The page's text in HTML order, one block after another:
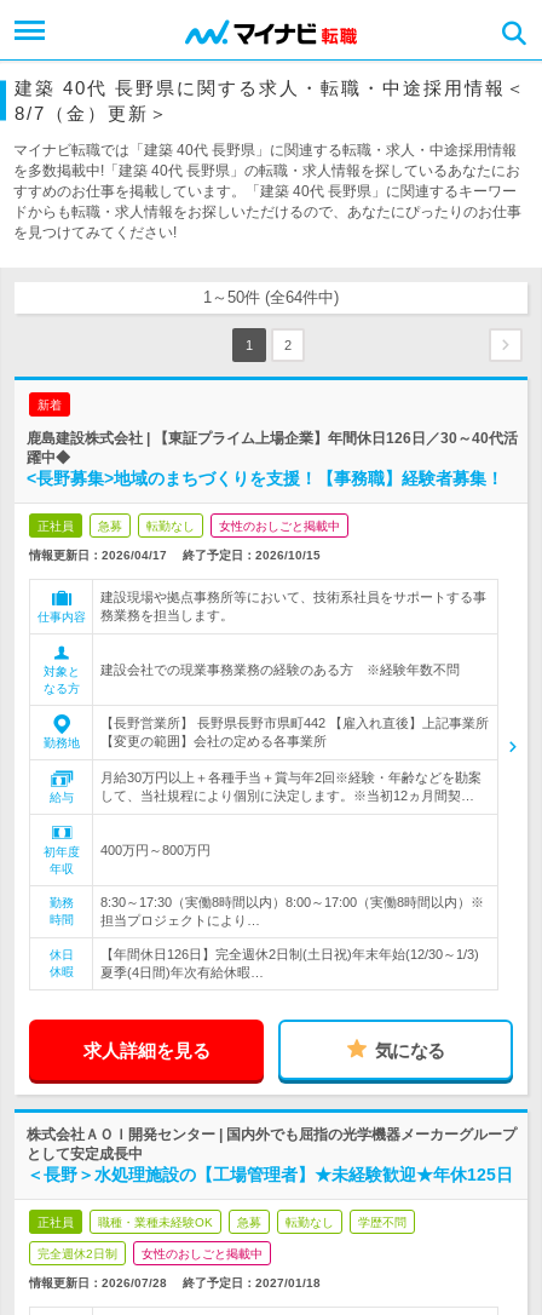
建築 40代 長野県に関する求人・転職・中途採用情報＜
8/7（金）更新＞
マイナビ転職では「建築 40代 長野県」に関連する転職・求人・中途採用情報
を多数掲載中!「建築 40代 長野県」の転職・求人情報を探しているあなたにお
すすめのお仕事を掲載しています。「建築 40代 長野県」に関連するキーワー
ドからも転職・求人情報をお探しいただけるので、あなたにぴったりのお仕事
を見つけてみてください!
1～50件 (全64件中)
1 2
新着
鹿島建設株式会社 | 【東証プライム上場企業】年間休日126日／30～40代活
躍中◆
<長野募集>地域のまちづくりを支援！【事務職】経験者募集！
正社員 急募 転勤なし 女性のおしごと掲載中
情報更新日：2026/04/17 終了予定日： 2026/10/15
仕事内容
建設現場や拠点事務所等において、技術系社員をサポートする事
務業務を担当します。
対象と
なる方
建設会社での現業事務業務の経験のある方 ※経験年数不問
勤務地
【長野営業所】 長野県長野市県町442 【雇入れ直後】上記事業所
【変更の範囲】会社の定める各事業所
給与
月給30万円以上＋各種手当＋賞与年2回※経験・年齢などを勘案
して、当社規程により個別に決定します。※当初12ヵ月間契…
初年度
年収
400万円～800万円
勤務
時間
8:30～17:30（実働8時間以内）8:00～17:00（実働8時間以内）※
担当プロジェクトにより…
休日
休暇
【年間休日126日】完全週休2日制(土日祝)年末年始(12/30～1/3)
夏季(4日間)年次有給休暇…
求人詳細を見る 気になる
株式会社ＡＯＩ開発センター | 国内外でも屈指の光学機器メーカーグループ
として安定成長中
＜長野＞水処理施設の【工場管理者】★未経験歓迎★年休125日
正社員 職種・業種未経験OK 急募 転勤なし 学歴不問
完全週休2日制 女性のおしごと掲載中
情報更新日：2026/07/28 終了予定日： 2027/01/18